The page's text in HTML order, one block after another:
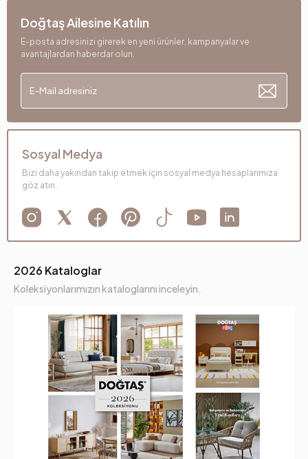
2026 Kataloglar
Koleksiyonlarımızın kataloglarını inceleyin.
Doğtaş Ailesine Katılın
E-posta adresinizi girerek en yeni ürünler, kampanyalar ve
avantajlardan haberdar olun.
Sosyal Medya
Bizi daha yakından takip etmek için sosyal medya hesaplarımıza
göz atın.